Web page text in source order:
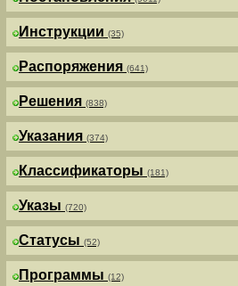
Инструкции (35)
Распоряжения (641)
Решения (838)
Указания (374)
Классификаторы (181)
Указы (720)
Статусы (52)
Программы (12)